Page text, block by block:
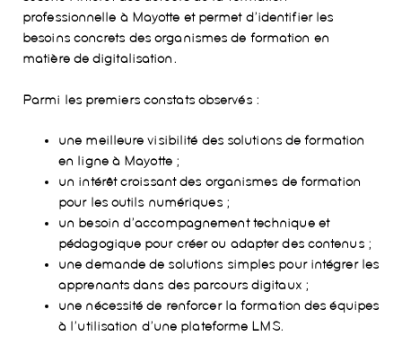
professionnelle à Mayotte et permet d’identifier les
besoins concrets des organismes de formation en
matière de digitalisation.
Parmi les premiers constats observés :
une meilleure visibilité des solutions de formation
en ligne à Mayotte ;
un intérêt croissant des organismes de formation
pour les outils numériques ;
un besoin d’accompagnement technique et
pédagogique pour créer ou adapter des contenus ;
une demande de solutions simples pour intégrer les
apprenants dans des parcours digitaux ;
une nécessité de renforcer la formation des équipes
à l’utilisation d’une plateforme LMS.